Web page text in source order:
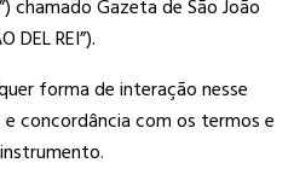
chamado Gazeta de São João
DEL REI”).
forma de interação nesse
concordância com os termos e